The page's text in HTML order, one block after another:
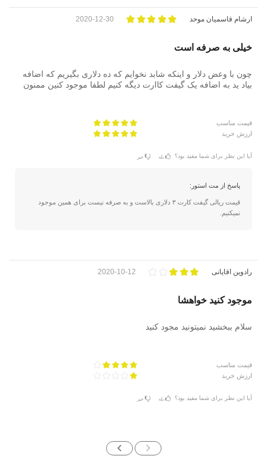
ارشام قاسمیان موحد 2020-12-30
خیلی به صرفه است
چون با وعض دلار و اینکه شابد نخوایم که ده دلاری بگیریم که اضافه
بیاد ید به اضافه یک گیفت کاارت دیگه کنیم لطفا موجود کنین ممنون
قیمت مناسب
ارزش خرید
آیا این نظر برای شما مفید بود؟ بله خیر
پاسخ از مت استور:
قیمت ریالی گیفت کارت ۳ دلاری بالاست و به صرفه نیست برای همین موجود
نمیکنیم.
رادوین اقایانی 2020-10-12
موجود کنید خواهشا
سلام ببخشید نمیتونید مجود کنید
قیمت مناسب
ارزش خرید
آیا این نظر برای شما مفید بود؟ بله خیر